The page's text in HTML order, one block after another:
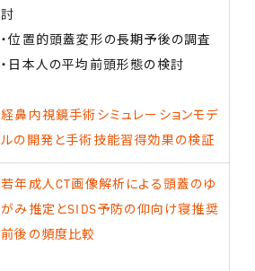
討
・位置的頭蓋変形の長期予後の調査
・日本人の平均前頭形態の検討
経鼻内視鏡手術シミュレーションモデ
ルの開発と手術技能習得効果の検証
若年成人CT画像解析による頭蓋のゆ
がみ推定とSIDS予防の仰向け寝推奨
前後の頻度比較